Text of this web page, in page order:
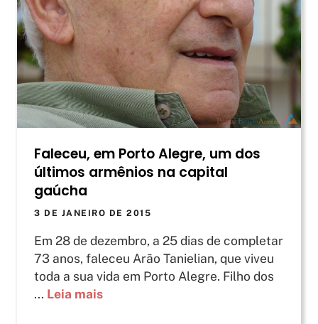
Faleceu, em Porto Alegre, um dos
últimos armênios na capital
gaúcha
3 DE JANEIRO DE 2015
Em 28 de dezembro, a 25 dias de completar
73 anos, faleceu Arão Tanielian, que viveu
toda a sua vida em Porto Alegre. Filho dos
... Leia mais